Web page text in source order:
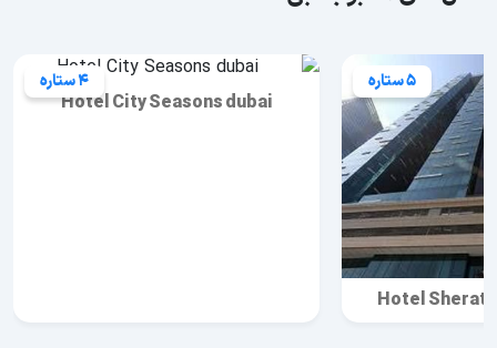
5 ستاره
Hotel
4 ستاره
Hotel City Seasons dubai